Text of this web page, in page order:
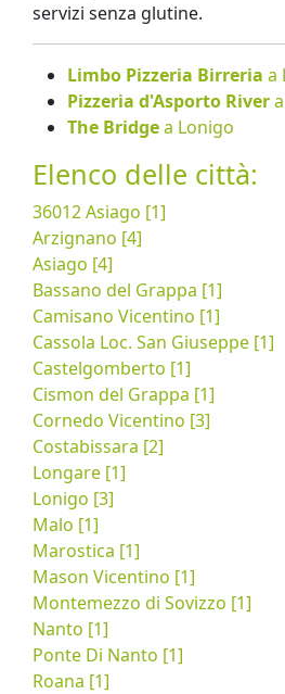
servizi senza glutine.
Limbo Pizzeria Birreria a
Pizzeria d'Asporto River
The Bridgea Lonigo
Elenco delle città:
36012 Asiago [1]
Arzignano [4]
Asiago [4]
Bassano del Grappa [1]
Camisano Vicentino [1]
Cassola Loc. San Giuseppe [1]
Castelgomberto [1]
Cismon del Grappa [1]
Cornedo Vicentino [3]
Costabissara [2]
Longare [1]
Lonigo [3]
Malo [1]
Marostica [1]
Mason Vicentino [1]
Montemezzo di Sovizzo [1]
Nanto [1]
Ponte Di Nanto [1]
Roana [1]